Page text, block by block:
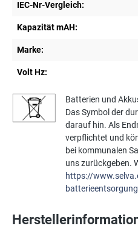
IEC-Nr-Vergleich:
Kapazität mAH:
Marke:
Volt Hz:
Batterien und
Das Symbol der
darauf hin. Als
verpflichtet und
bei kommunalen
uns zurückgeben.
https://